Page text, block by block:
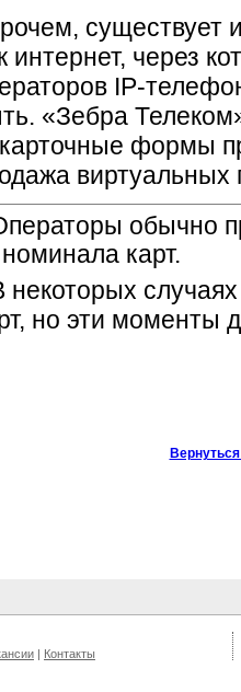
существует
интернет, через
IP-
«Зебра
формы
виртуальных
обычно
карт.
некоторых
но эти моменты
| Контакты